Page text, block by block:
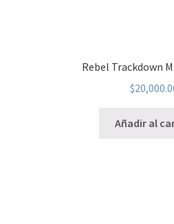
Rebel Trackdown
$
Añadir al